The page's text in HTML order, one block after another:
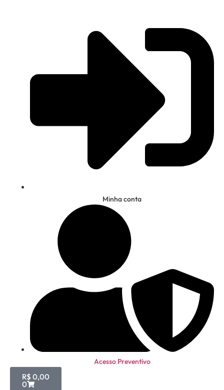
Minha conta
Acesso Preventivo
R$ 0,00
0